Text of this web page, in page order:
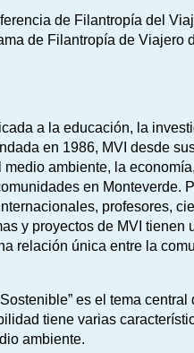
de Filantropía del
de Filantropía de Viajero
a la educación, la
en 1986, MVI desde
medio ambiente, la
en Monteverde.
profesores,
y proyectos de MVI tienen
relación única entre la
es el tema
tiene varias
ambiente.